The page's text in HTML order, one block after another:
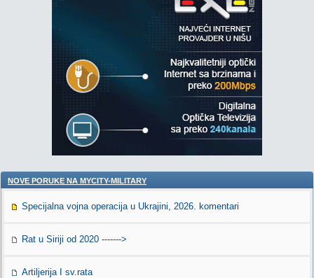
NOVE PORUKE NA MYCITY-MILITARY
Specijalna vojna operacija u Ukrajini, 2026. komentari
Rat u Siriji od 2020 ------->
Artiljerija I sv.rata